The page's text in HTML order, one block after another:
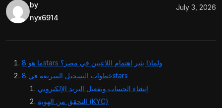
by
nyx6914
July 3, 2026
ما هو 8stars ولماذا يثير اهتمام اللاعبين في مصر؟
خطوات التسجيل السريعة في 8stars
إنشاء الحساب وتفعيل البريد الإلكتروني
التحقق من الهوية (KYC)